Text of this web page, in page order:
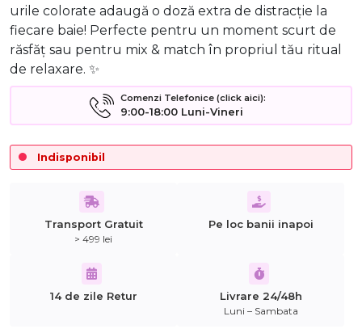
urile colorate adaugă o doză extra de distracție la
fiecare baie! Perfecte pentru un moment scurt de
răsfăț sau pentru mix & match în propriul tău ritual
de relaxare. ✨
Comenzi Telefonice (click aici):
9:00-18:00 Luni-Vineri
Indisponibil
Transport Gratuit
> 499 lei
Pe loc banii inapoi
14 de zile Retur Livrare 24/48h
Luni – Sambata